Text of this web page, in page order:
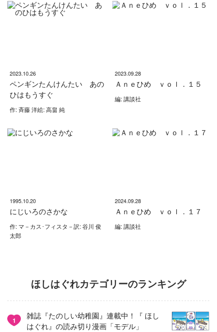
2023.10.26
ペンギンたんけんたい あの
ひはもうすぐ
作: 斉藤 洋絵: 高畠 純
2023.09.28
Ａｎｅひめ ｖｏｌ．１５
編: 講談社
1995.10.20
にじいろのさかな
作: マ－カス･フィスタ－訳: 谷川 俊
太郎
2024.09.28
Ａｎｅひめ ｖｏｌ．１７
編: 講談社
ほしはぐれカテゴリーのランキング
1
雑誌『たのしい幼稚園』連載中！『 ほし
はぐれ』の読み切り漫画「モデル」